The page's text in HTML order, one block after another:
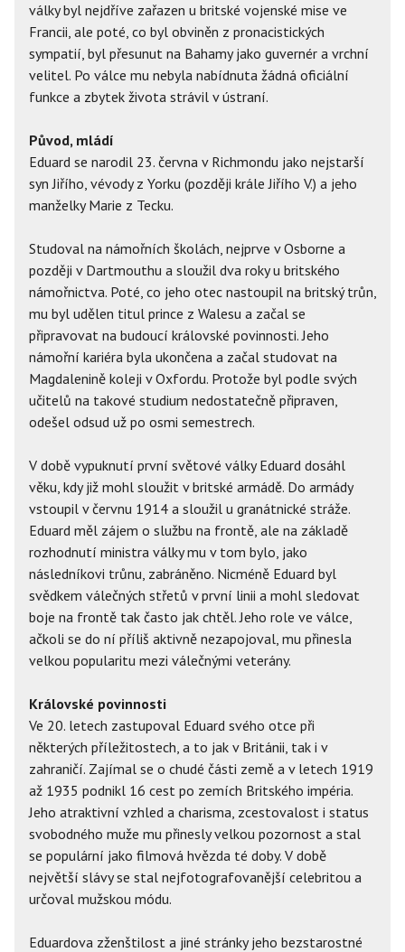
války byl nejdříve zařazen u britské vojenské mise ve
Francii, ale poté, co byl obviněn z pronacistických
sympatií, byl přesunut na Bahamy jako guvernér a vrchní
velitel. Po válce mu nebyla nabídnuta žádná oficiální
funkce a zbytek života strávil v ústraní.
Původ, mládí
Eduard se narodil 23. června v Richmondu jako nejstarší
syn Jiřího, vévody z Yorku (později krále Jiřího V.) a jeho
manželky Marie z Tecku.
Studoval na námořních školách, nejprve v Osborne a
později v Dartmouthu a sloužil dva roky u britského
námořnictva. Poté, co jeho otec nastoupil na britský trůn,
mu byl udělen titul prince z Walesu a začal se
připravovat na budoucí královské povinnosti. Jeho
námořní kariéra byla ukončena a začal studovat na
Magdalenině koleji v Oxfordu. Protože byl podle svých
učitelů na takové studium nedostatečně připraven,
odešel odsud už po osmi semestrech.
V době vypuknutí první světové války Eduard dosáhl
věku, kdy již mohl sloužit v britské armádě. Do armády
vstoupil v červnu 1914 a sloužil u granátnické stráže.
Eduard měl zájem o službu na frontě, ale na základě
rozhodnutí ministra války mu v tom bylo, jako
následníkovi trůnu, zabráněno. Nicméně Eduard byl
svědkem válečných střetů v první linii a mohl sledovat
boje na frontě tak často jak chtěl. Jeho role ve válce,
ačkoli se do ní příliš aktivně nezapojoval, mu přinesla
velkou popularitu mezi válečnými veterány.
Královské povinnosti
Ve 20. letech zastupoval Eduard svého otce při
některých příležitostech, a to jak v Británii, tak i v
zahraničí. Zajímal se o chudé části země a v letech 1919
až 1935 podnikl 16 cest po zemích Britského impéria.
Jeho atraktivní vzhled a charisma, zcestovalost i status
svobodného muže mu přinesly velkou pozornost a stal
se populární jako filmová hvězda té doby. V době
největší slávy se stal nejfotografovanější celebritou a
určoval mužskou módu.
Eduardova zženštilost a jiné stránky jeho bezstarostné